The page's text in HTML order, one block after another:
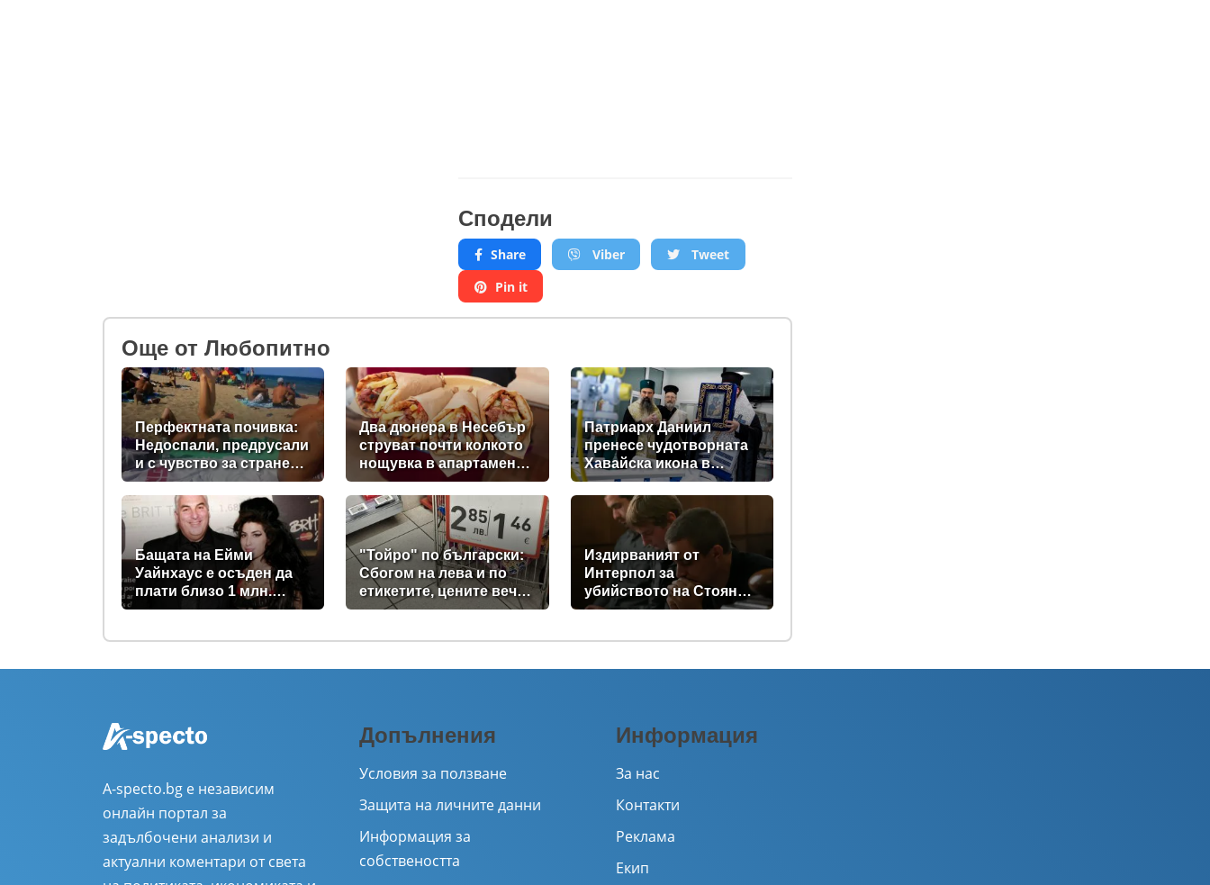
Сподели
Share Viber
Tweet
Pin it
Oще от Любопитно
Перфектната почивка:
Недоспали, предрусали
и с чувство за странен
сърбеж
Два дюнера в Несебър
струват почти колкото
нощувка в апартамент
в Поморие
Патриарх Даниил
пренесе чудотворната
Хавайска икона в
реанимациите на ВМА
(снимки)
Бащата на Ейми
Уайнхаус е осъден да
плати близо 1 млн.
паунда на нейни
"Тойро" по български:
Сбогом на лева и по
етикетите, цените вече
ще са само в евро
Издирваният от
Интерпол за
убийството на Стоян
Балтов проговори от
A-specto.bg е независим
онлайн портал за
задълбочени анализи и
актуални коментари от света
Допълнения
Условия за ползване
Защита на личните данни
Информация за
собствеността
Информация
За нас
Контакти
Реклама
Екип